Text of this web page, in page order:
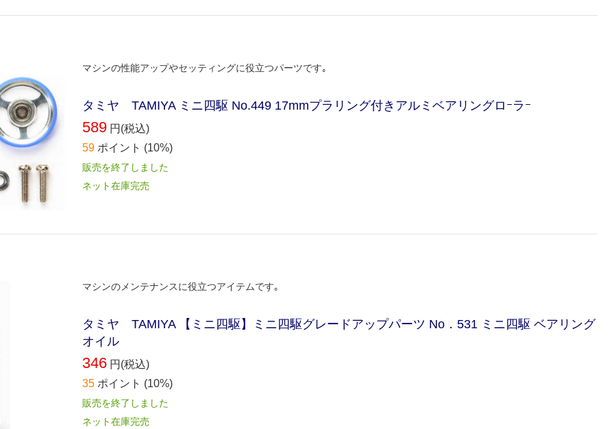
マシンの性能アップやセッティングに役立つパーツです｡
タミヤ TAMIYA ミニ四駆 No.449 17mmプラリング付きアルミベアリングロｰラｰ
589 円(税込)
59 ポイント (10%)
販売を終了しました
ネット在庫完売
マシンのメンテナンスに役立つアイテムです｡
タミヤ TAMIYA 【ミニ四駆】ミニ四駆グレードアップパーツ No．531 ミニ四駆 ベアリング
オイル
346 円(税込)
35 ポイント (10%)
販売を終了しました
ネット在庫完売